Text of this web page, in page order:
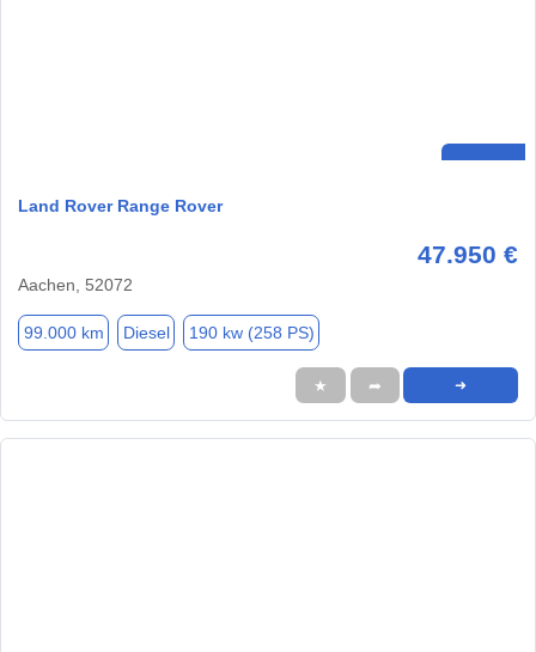
Land Rover Range Rover
47.950 €
Aachen, 52072
99.000 km Diesel 190 kw (258 PS)
★ ➦ ➜